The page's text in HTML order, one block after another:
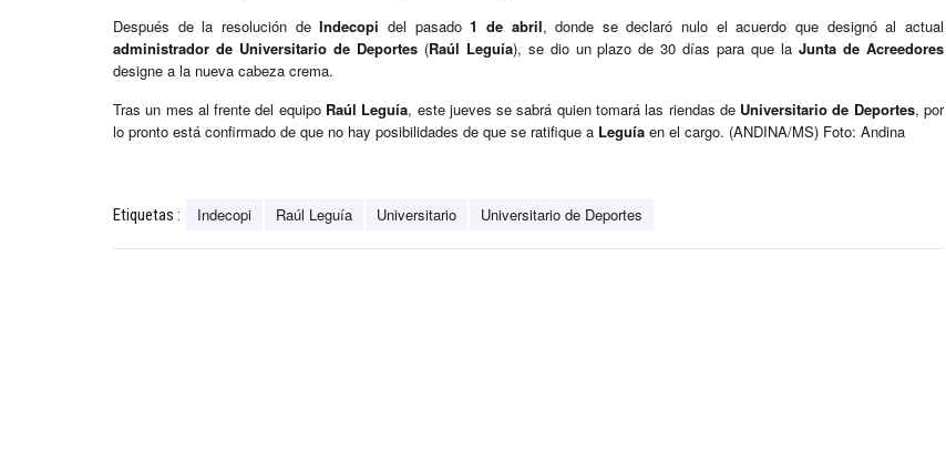
Después de la resolución deIndecopi del pasado1 de abril, donde se declaró nulo el acuerdo que designó al actual
administrador de Universitario de Deportes(Raúl Leguía), se dio un plazo de 30 días para que laJunta de Acreedores
designe a la nueva cabeza crema.
Tras un mes al frente del equipo Raúl Leguía, este jueves se sabrá quien tomará las riendas de Universitario de Deportes, por
lo pronto está confirmado de que no hay posibilidades de que se ratifique a Leguía en el cargo. (ANDINA/MS) Foto: Andina
Etiquetas : Indecopi Raúl Leguía Universitario Universitario de Deportes